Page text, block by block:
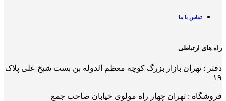
تماس با ما
راه های ارتباطی
دفتر : تهران بازار بزرگ کوچه معظم الدوله بن بست شیخ علی پلاک
۱۹
فروشگاه : تهران چهار راه مولوی خیابان صاحب جمع